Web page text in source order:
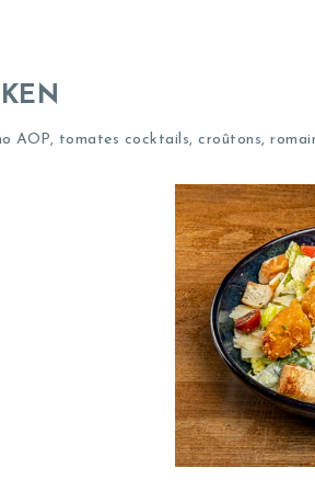
AOP, tomates cocktails, croûtons,